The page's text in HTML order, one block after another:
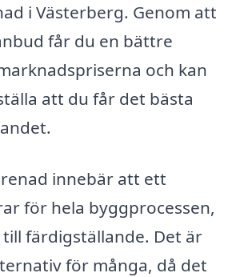
i Västerberg. Genom att
får du en bättre
och kan
att du får det bästa
innebär att ett
för hela byggprocessen,
färdigställande. Det är
för många, då det